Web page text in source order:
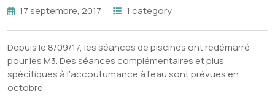
17 septembre, 2017 1 category
Depuis le 8/09/17, les séances de piscines ont redémarré
pour les M3. Des séances complémentaires et plus
spécifiques à l’accoutumance à l’eau sont prévues en
octobre.